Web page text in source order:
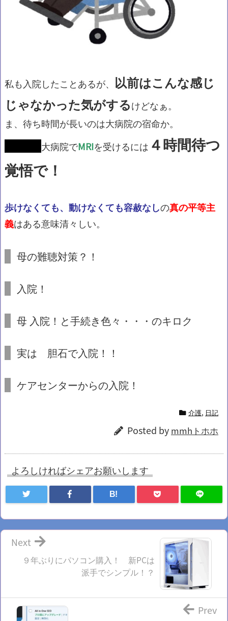
私も入院したことあるが、 以前はこんな感じ
じゃなかった気がするけどなぁ。
ま、待ち時間が長いのは大病院の宿命か。
大病院でMRIを受けるには ４時間待つ
覚悟で！
歩けなくても、動けなくても容赦なしの真の平等主
義はある意味清々しい。
母の難聴対策？！
入院！
母 入院 ！と手続き色々・・・のキロク
実は 胆石で入院 ！！
ケアセンターからの入院 ！
介護, 日記
Posted by mmhトホホ
よろしければシェアお願いします
B!
９年ぶりにパソコン購入！ 新PCは
派手でシンプル！？
Next
Prev